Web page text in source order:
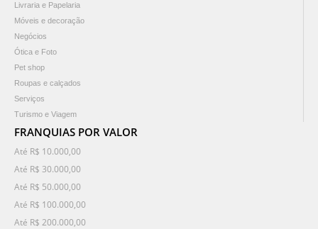
Livraria e Papelaria
Móveis e decoração
Negócios
Ótica e Foto
Pet shop
Roupas e calçados
Serviços
Turismo e Viagem
FRANQUIAS POR VALOR
Até R$ 10.000,00
Até R$ 30.000,00
Até R$ 50.000,00
Até R$ 100.000,00
Até R$ 200.000,00